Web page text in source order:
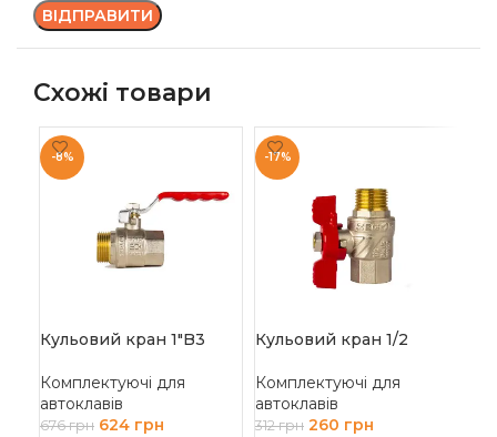
Схожі товари
-8%
Кульовий кран 1″B3
Комплектуючі для
автоклавів
676грн 624 грн
-17%
Кульовий кран 1/2
Комплектуючі для
автоклавів
312грн 260 грн